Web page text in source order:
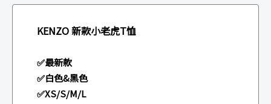
KENZO 新款小老虎T恤
✅最新款
✅白色&黑色
✅XS/S/M/L